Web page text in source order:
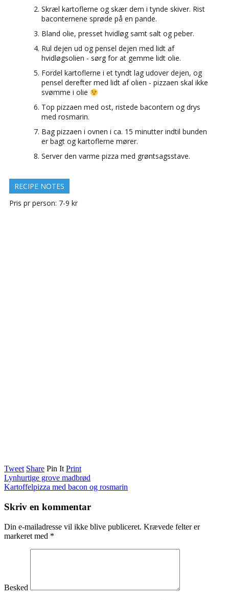
Skræl kartoflerne og skær dem i tynde skiver. Rist
baconternene sprøde på en pande.
Bland olie, presset hvidløg samt salt og peber.
Rul dejen ud og pensel dejen med lidt af
hvidløgsolien - sørg for at gemme lidt olie.
Fordel kartoflerne i et tyndt lag udover dejen, og
pensel derefter med lidt af olien - pizzaen skal ikke
svømme i olie
Top pizzaen med ost, ristede bacontern og drys
med rosmarin.
Bag pizzaen i ovnen i ca. 15 minutter indtil bunden
er bagt og kartoflerne mører.
Server den varme pizza med grøntsagsstave.
RECIPE NOTES
Pris pr person: 7-9 kr
Tweet Share Pin It Print
Lynhurtige grove madbrød
Kartoffelpizza med bacon og rosmarin
Skriv en kommentar
Din e-mailadresse vil ikke blive publiceret. Krævede felter er
markeret med *
Besked